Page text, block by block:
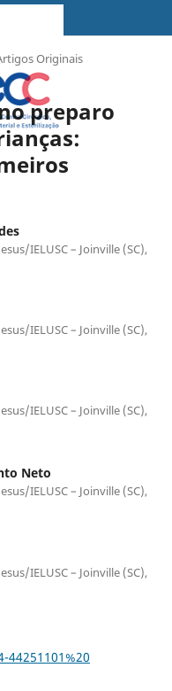
Originais
preparo
IELUSC – Joinville (SC),
IELUSC – Joinville (SC),
IELUSC – Joinville (SC),
Neto
IELUSC – Joinville (SC),
IELUSC – Joinville (SC),